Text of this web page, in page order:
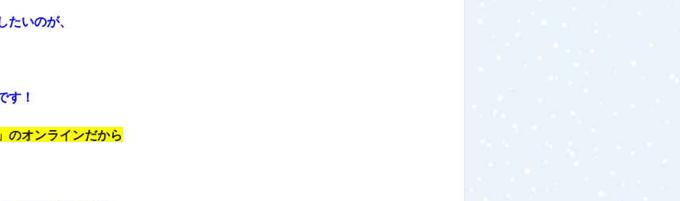
いのが、
す！
のオンラインだから